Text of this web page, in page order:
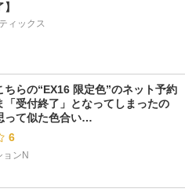
】
ィックス
ちらの“EX16 限定色”のネット予約
「受付終了」となってしまったの
って似た色合い…
6
ョンN